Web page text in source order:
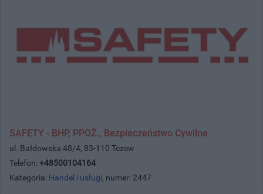
SAFETY - BHP, PPOŻ., Bezpieczeństwo Cywilne
ul. Bałdowska 48/4, 83-110 Tczew
Telefon: +48500104164
Kategoria: Handel i usługi, numer: 2447